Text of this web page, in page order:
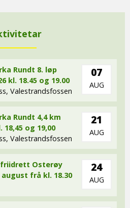
Rundt 8. løp
kl. 18.45 og 19.00
Valestrandsfossen
07
AUG
Rundt 4,4 km
og 19,00
Valestrandsfossen
21
AUG
friidrett Osterøy
frå kl. 18.30
24
AUG